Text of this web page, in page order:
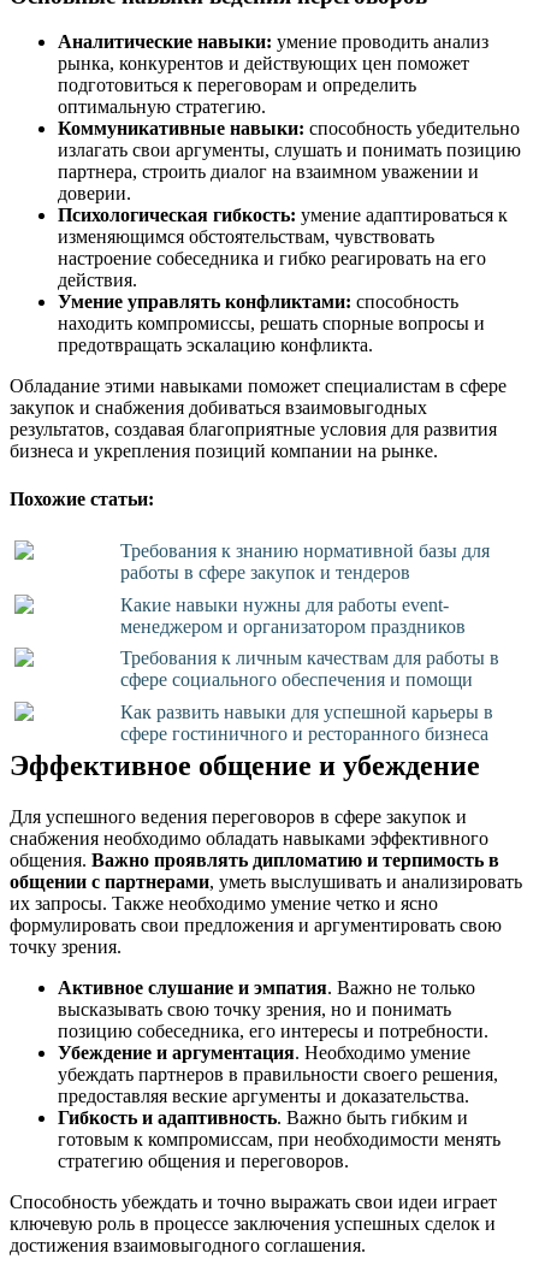
Аналитические навыки: умение проводить анализ
рынка, конкурентов и действующих цен поможет
подготовиться к переговорам и определить
оптимальную стратегию.
Коммуникативные навыки: способность убедительно
излагать свои аргументы, слушать и понимать позицию
партнера, строить диалог на взаимном уважении и
доверии.
Психологическая гибкость: умение адаптироваться к
изменяющимся обстоятельствам, чувствовать
настроение собеседника и гибко реагировать на его
действия.
Умение управлять конфликтами: способность
находить компромиссы, решать спорные вопросы и
предотвращать эскалацию конфликта.
Обладание этими навыками поможет специалистам в сфере
закупок и снабжения добиваться взаимовыгодных
результатов, создавая благоприятные условия для развития
бизнеса и укрепления позиций компании на рынке.
Похожие статьи:
Требования к знанию нормативной базы для
работы в сфере закупок и тендеров
Какие навыки нужны для работы event-
менеджером и организатором праздников
Требования к личным качествам для работы в
сфере социального обеспечения и помощи
Как развить навыки для успешной карьеры в
сфере гостиничного и ресторанного бизнеса
Эффективное общение и убеждение
Для успешного ведения переговоров в сфере закупок и
снабжения необходимо обладать навыками эффективного
общения. Важно проявлять дипломатию и терпимость в
общении с партнерами, уметь выслушивать и анализировать
их запросы. Также необходимо умение четко и ясно
формулировать свои предложения и аргументировать свою
точку зрения.
Активное слушание и эмпатия. Важно не только
высказывать свою точку зрения, но и понимать
позицию собеседника, его интересы и потребности.
Убеждение и аргументация. Необходимо умение
убеждать партнеров в правильности своего решения,
предоставляя веские аргументы и доказательства.
Гибкость и адаптивность. Важно быть гибким и
готовым к компромиссам, при необходимости менять
стратегию общения и переговоров.
Способность убеждать и точно выражать свои идеи играет
ключевую роль в процессе заключения успешных сделок и
достижения взаимовыгодного соглашения.